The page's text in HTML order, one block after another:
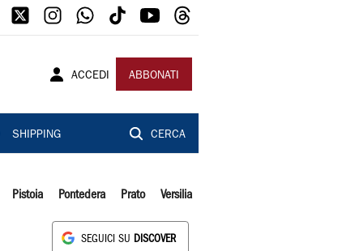
ACCEDI ABBONATI
SHIPPING CERCA
Pistoia Pontedera Prato Versilia
SEGUICI SU DISCOVER